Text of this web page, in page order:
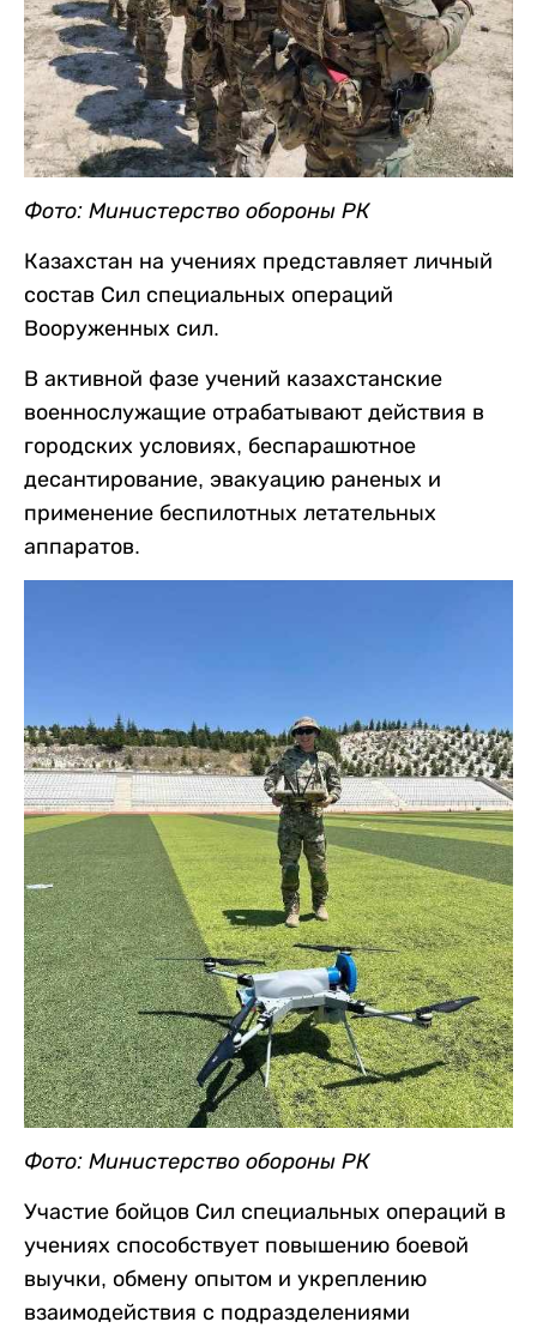
Фото: Министерство обороны РК
Казахстан на учениях представляет личный
состав Сил специальных операций
Вооруженных сил.
В активной фазе учений казахстанские
военнослужащие отрабатывают действия в
городских условиях, беспарашютное
десантирование, эвакуацию раненых и
применение беспилотных летательных
аппаратов.
Фото: Министерство обороны РК
Участие бойцов Сил специальных операций в
учениях способствует повышению боевой
выучки, обмену опытом и укреплению
взаимодействия с подразделениями